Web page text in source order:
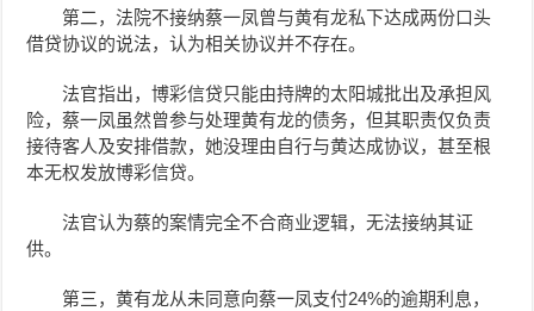
第二，法院不接纳蔡一凤曾与黄有龙私下达成两份口头
借贷协议的说法，认为相关协议并不存在。
法官指出，博彩信贷只能由持牌的太阳城批出及承担风
险，蔡一凤虽然曾参与处理黄有龙的债务，但其职责仅负责
接待客人及安排借款，她没理由自行与黄达成协议，甚至根
本无权发放博彩信贷。
法官认为蔡的案情完全不合商业逻辑，无法接纳其证
供。
第三，黄有龙从未同意向蔡一凤支付24%的逾期利息，